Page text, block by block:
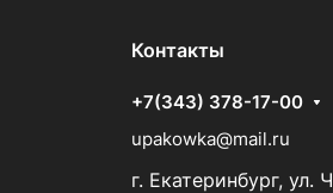
Контакты
+7(343) 378-17-00
upakowka@mail.ru
г. Екатеринбург, ул.